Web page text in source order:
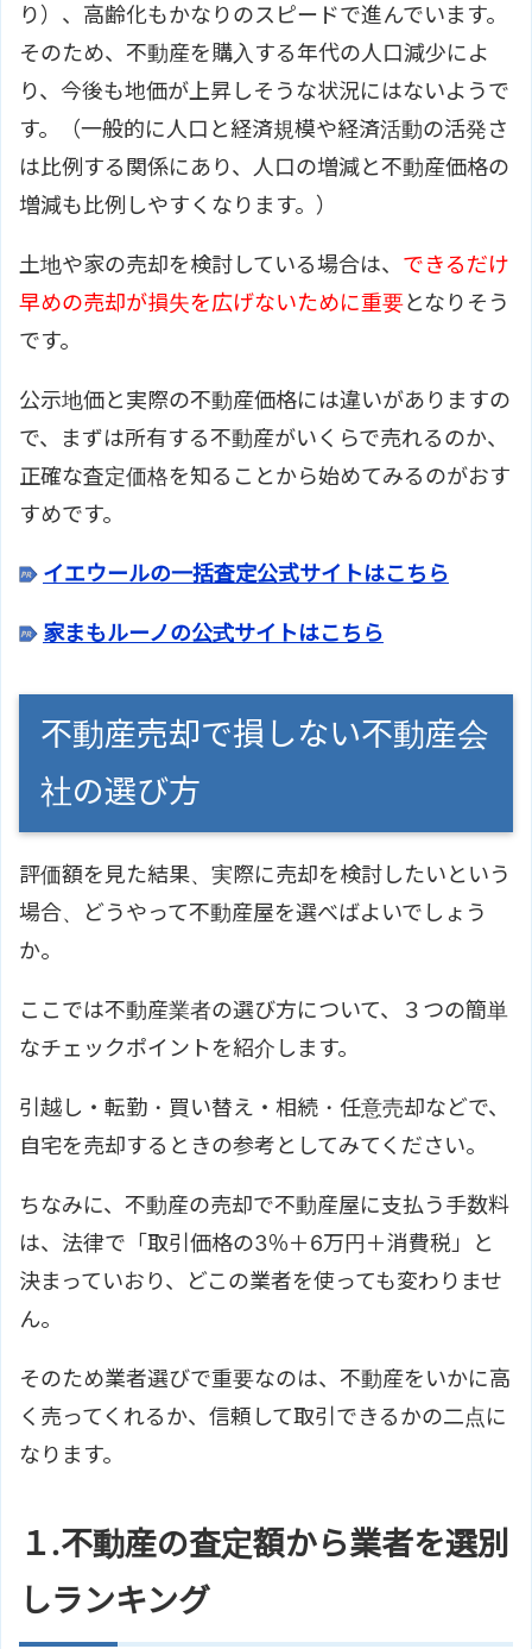
り）、高齢化もかなりのスピードで進んでいます。
そのため、不動産を購入する年代の人口減少によ
り、今後も地価が上昇しそうな状況にはないようで
す。（一般的に人口と経済規模や経済活動の活発さ
は比例する関係にあり、人口の増減と不動産価格の
増減も比例しやすくなります。）
土地や家の売却を検討している場合は、 できるだけ
早めの売却が損失を広げないために重要となりそう
です。
公示地価と実際の不動産価格には違いがありますの
で、まずは所有する不動産がいくらで売れるのか、
正確な査定価格を知ることから始めてみるのがおす
すめです。
イエウールの一括査定公式サイトはこちら
家まもルーノの公式サイトはこちら
不動産売却で損しない不動産会
社の選び方
評価額を見た結果、実際に売却を検討したいという
場合、どうやって不動産屋を選べばよいでしょう
か。
ここでは不動産業者の選び方について、３つの簡単
なチェックポイントを紹介します。
引越し・転勤・買い替え・相続・任意売却などで、
自宅を売却するときの参考としてみてください。
ちなみに、不動産の売却で不動産屋に支払う手数料
は、法律で「取引価格の3％＋6万円＋消費税」と
決まっていおり、どこの業者を使っても変わりませ
ん。
そのため業者選びで重要なのは、不動産をいかに高
く売ってくれるか、信頼して取引できるかの二点に
なります。
１.不動産の査定額から業者を選別
しランキング